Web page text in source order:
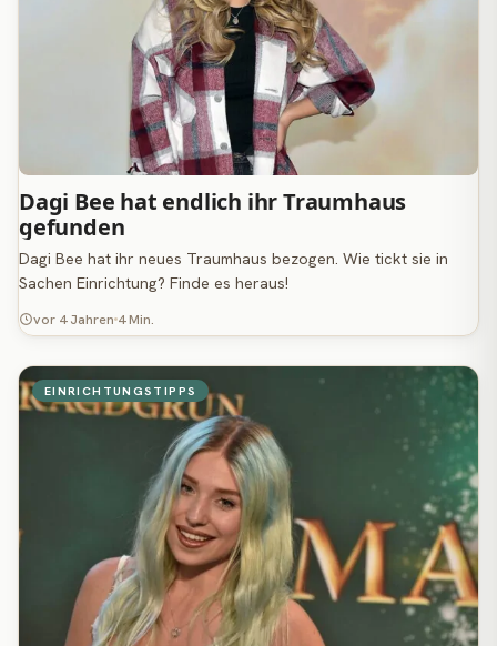
Dagi Bee hat endlich ihr Traumhaus
gefunden
Dagi Bee hat ihr neues Traumhaus bezogen. Wie tickt sie in
Sachen Einrichtung? Finde es heraus!
vor 4 Jahren 4 Min.
EINRICHTUNGSTIPPS